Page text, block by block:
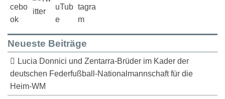
Neueste Beiträge
Lucia Donnici und Zentarra-Brüder im Kader der
deutschen Federfußball-Nationalmannschaft für die
Heim-WM